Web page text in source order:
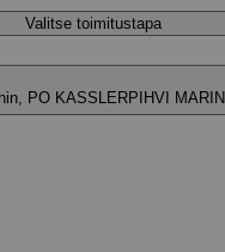
Valitse toimitustapa
PO KASSLERPIHVI